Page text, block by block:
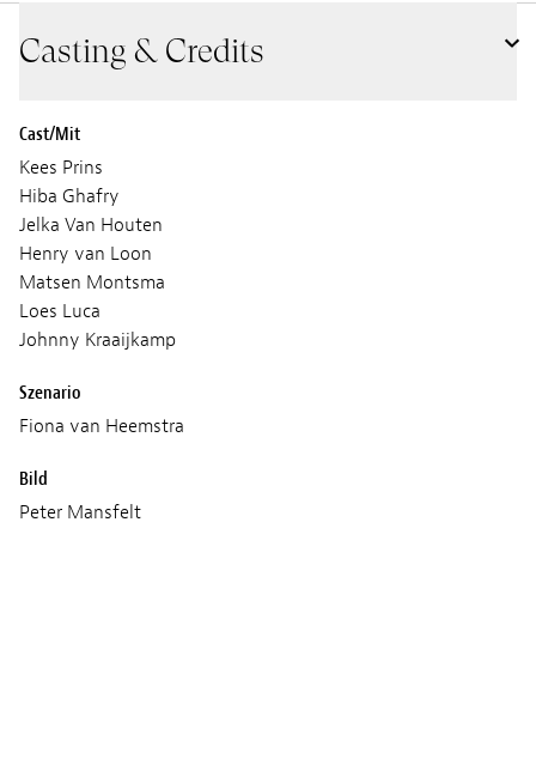
Casting & Credits
Cast/Mit
Kees Prins
Hiba Ghafry
Jelka Van Houten
Henry van Loon
Matsen Montsma
Loes Luca
Johnny Kraaijkamp
Szenario
Fiona van Heemstra
Bild
Peter Mansfelt